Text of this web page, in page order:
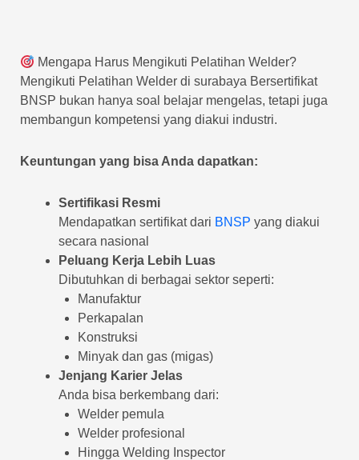
Mengapa Harus Mengikuti Pelatihan Welder?
Mengikuti Pelatihan Welder di surabaya Bersertifikat
BNSP bukan hanya soal belajar mengelas, tetapi juga
membangun kompetensi yang diakui industri.
Keuntungan yang bisa Anda dapatkan:
Sertifikasi Resmi
Mendapatkan sertifikat dari BNSP yang diakui
secara nasional
Peluang Kerja Lebih Luas
Dibutuhkan di berbagai sektor seperti:
Manufaktur
Perkapalan
Konstruksi
Minyak dan gas (migas)
Jenjang Karier Jelas
Anda bisa berkembang dari:
Welder pemula
Welder profesional
Hingga Welding Inspector